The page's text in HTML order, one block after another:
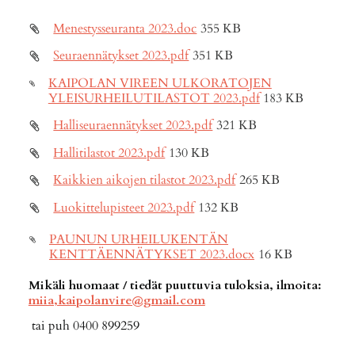
Menestysseuranta 2023.doc 355 KB
Seuraennätykset 2023.pdf 351 KB
KAIPOLAN VIREEN ULKORATOJEN
YLEISURHEILUTILASTOT 2023.pdf 183 KB
Halliseuraennätykset 2023.pdf 321 KB
Hallitilastot 2023.pdf 130 KB
Kaikkien aikojen tilastot 2023.pdf 265 KB
Luokittelupisteet 2023.pdf 132 KB
PAUNUN URHEILUKENTÄN
KENTTÄENNÄTYKSET 2023.docx 16 KB
Mikäli huomaat / tiedät puuttuvia tuloksia, ilmoita:
miia,kaipolanvire@gmail.com
tai puh 0400 899259